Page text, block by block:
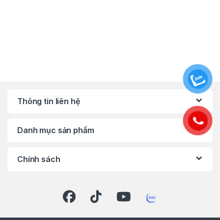
thú cưng nhanh chóng mà không mệt mỏi.
Văn phòng & ô tô: Làm sạch khe bàn, ghế
xe hơi hiệu quả, dễ mang theo.
Công trường nhỏ: Dọn mảnh vụn gỗ, kim
loại tại chỗ, linh hoạt ở không gian hẹp.
Model: CL117FDX4 (Kit đầy đủ)
Dung tích bụi: 650 mL
Thời gian sử dụng: Turbo: 10 phút / Hi: 18
phút / Lo: 55 phút
Thông tin liên hệ
Danh mục sản phẩm
Chính sách